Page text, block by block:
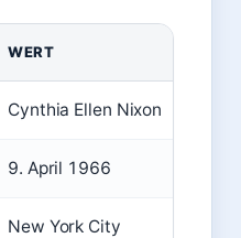
WERT
Cynthia Ellen Nixon
9. April 1966
New York City